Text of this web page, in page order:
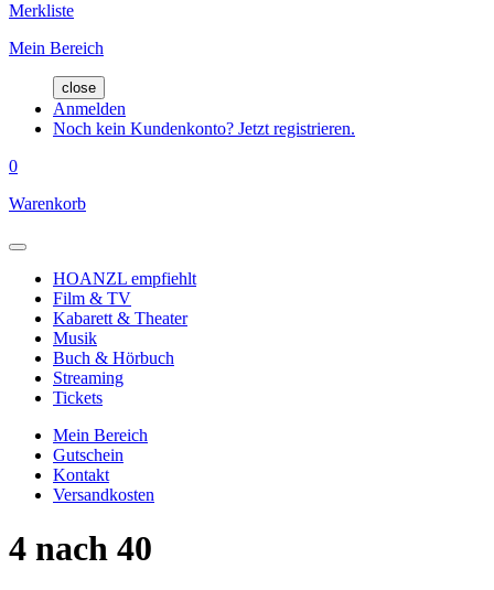
Merkliste
Mein Bereich
close
Anmelden
Noch kein Kundenkonto? Jetzt registrieren.
0
Warenkorb
HOANZL empfiehlt
Film & TV
Kabarett & Theater
Musik
Buch & Hörbuch
Streaming
Tickets
Mein Bereich
Gutschein
Kontakt
Versandkosten
4 nach 40